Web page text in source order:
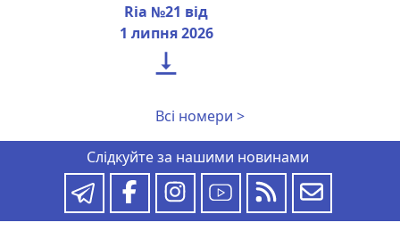
Ria №21 від
1 липня 2026

Всі номери >
Слідкуйте за нашими новинами